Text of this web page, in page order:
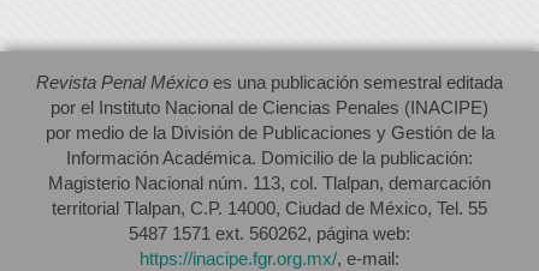
Revista Penal México es una publicación semestral editada
por el Instituto Nacional de Ciencias Penales (INACIPE)
por medio de la División de Publicaciones y Gestión de la
Información Académica. Domicilio de la publicación:
Magisterio Nacional núm. 113, col. Tlalpan, demarcación
territorial Tlalpan, C.P. 14000, Ciudad de México, Tel. 55
5487 1571 ext. 560262, página web:
https://inacipe.fgr.org.mx/, e-mail: